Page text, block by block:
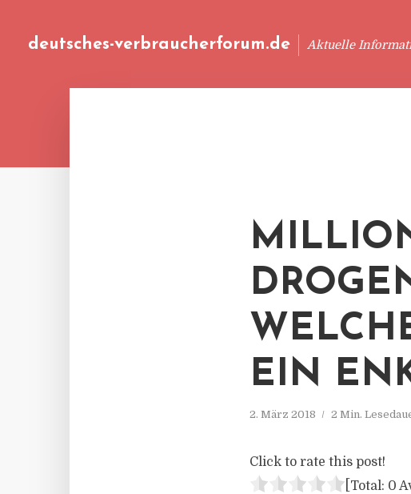
deutsches-verbraucherforum.de Aktuelle
EIN
2. März 2018 2 Min.
Click to rate this post!
[Total: 0